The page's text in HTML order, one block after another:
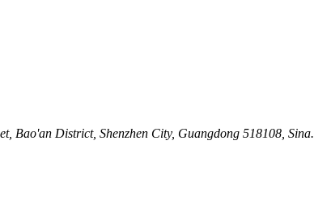
Bao'an District, Shenzhen City, Guangdong 518108, Sina.